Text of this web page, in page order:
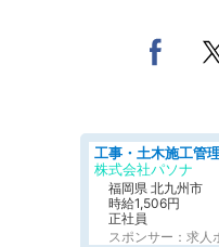
株式会社パソナ
福岡県 北九州市
時給1,506円
正社員
スポンサー：求人